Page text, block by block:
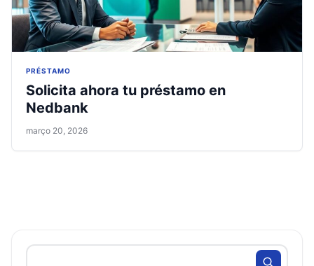
PRÉSTAMO
Solicita ahora tu préstamo en
Nedbank
março 20, 2026